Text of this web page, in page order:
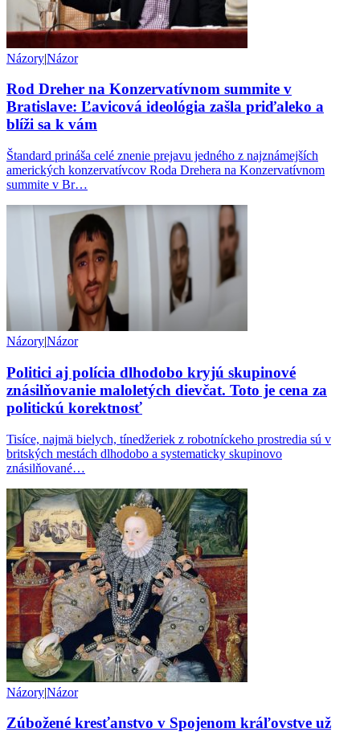
Názory|Názor
Rod Dreher na Konzervatívnom summite v
Bratislave: Ľavicová ideológia zašla priďaleko a
blíži sa k vám
Štandard prináša celé znenie prejavu jedného z najznámejších
amerických konzervatívcov Roda Drehera na Konzervatívnom
summite v Br…
Názory|Názor
Politici aj polícia dlhodobo kryjú skupinové
znásilňovanie maloletých dievčat. Toto je cena za
politickú korektnosť
Tisíce, najmä bielych, tínedžeriek z robotníckeho prostredia sú v
britských mestách dlhodobo a systematicky skupinovo
znásilňované…
Názory|Názor
Zúbožené kresťanstvo v Spojenom kráľovstve už